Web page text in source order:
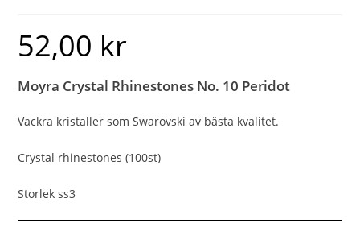
52,00 kr
Moyra Crystal Rhinestones No. 10 Peridot
Vackra kristaller som Swarovski av bästa kvalitet.
Crystal rhinestones (100st)
Storlek ss3